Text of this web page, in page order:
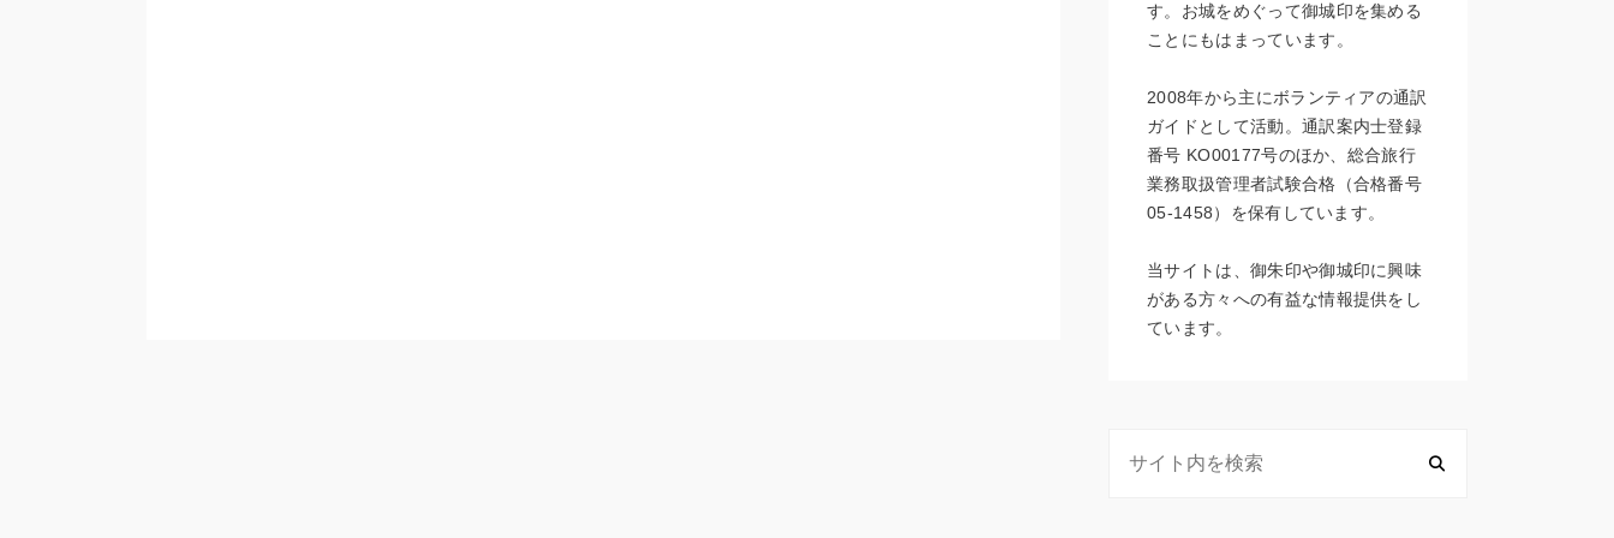
す。お城をめぐって御城印を集める
ことにもはまっています。
2008年から主にボランティアの通訳
ガイドとして活動。通訳案内士登録
番号 KO00177号のほか、総合旅行
業務取扱管理者試験合格（合格番号
05-1458）を保有しています。
当サイトは、御朱印や御城印に興味
がある方々への有益な情報提供をし
ています。